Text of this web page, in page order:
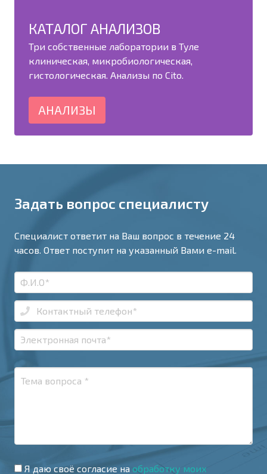
КАТАЛОГ АНАЛИЗОВ
Три собственные лаборатории в Туле
клиническая, микробиологическая,
гистологическая. Анализы по Cito.
АНАЛИЗЫ
Задать вопрос специалисту
Специалист ответит на Ваш вопрос в течение 24
часов. Ответ поступит на указанный Вами e-mail.
Я даю своё согласие на обработку моих